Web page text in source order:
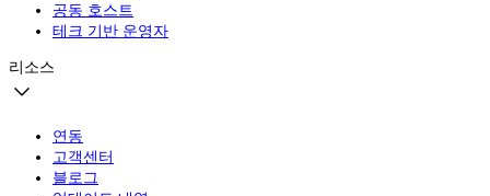
공동 호스트
테크 기반 운영자
리소스
연동
고객센터
블로그